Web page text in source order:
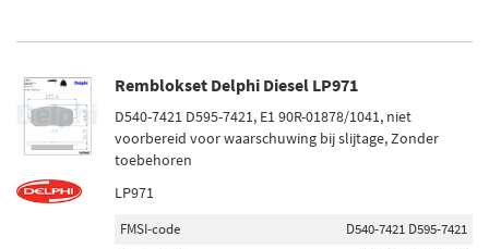
Remblokset Delphi Diesel LP971
D540-7421 D595-7421, E1 90R-01878/1041, niet
voorbereid voor waarschuwing bij slijtage, Zonder
toebehoren
LP971
FMSI-code
D540-7421 D595-7421